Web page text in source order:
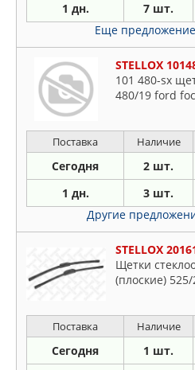
1 дн. 7 шт.
Еще
STELLOX
101 480-sx
480/19 ford
Поставка Наличие
Сегодня 2 шт.
1 дн. 3 шт.
Другие
STELLOX
Щетки
(плоские)
Поставка Наличие
Сегодня 1 шт.